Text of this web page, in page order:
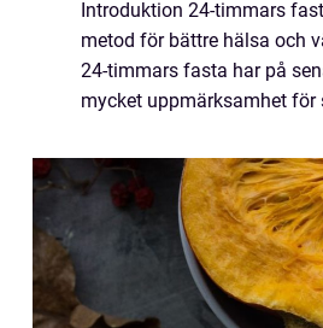
Introduktion 24-timmars
metod för bättre hälsa och
24-timmars fasta har på
mycket uppmärksamhet för
viktnedgång. I denna artikel
utforska d...